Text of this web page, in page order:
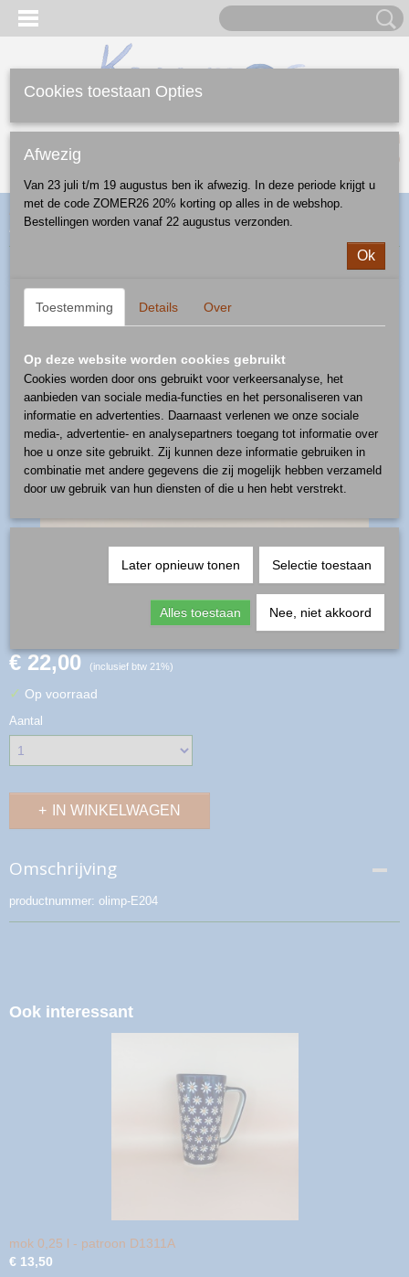
(0)
Home >Webshop>Mokken>mok 0,25 l> mok 0,25 l - patroon
E204
mok 0,25 l - patroon E204
€ 22,00 (inclusief btw 21%)
✓ Op voorraad
Aantal
IN WINKELWAGEN
Omschrijving
productnummer: olimp-E204
Ook interessant
mok 0,25 l - patroon D1311A
€ 13,50
Cookies toestaan Opties
Afwezig
Van 23 juli t/m 19 augustus ben ik afwezig. In deze periode krijgt u
met de code ZOMER26 20% korting op alles in de webshop.
Bestellingen worden vanaf 22 augustus verzonden.
Ok
Toestemming Details Over
Op deze website worden cookies gebruikt
Cookies worden door ons gebruikt voor verkeersanalyse, het
aanbieden van sociale media-functies en het personaliseren van
informatie en advertenties. Daarnaast verlenen we onze sociale
media-, advertentie- en analysepartners toegang tot informatie over
hoe u onze site gebruikt. Zij kunnen deze informatie gebruiken in
combinatie met andere gegevens die zij mogelijk hebben verzameld
door uw gebruik van hun diensten of die u hen hebt verstrekt.
Later opnieuw tonen Selectie toestaan
Alles toestaan Nee, niet akkoord